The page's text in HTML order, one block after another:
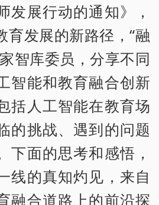
发展行动的通知》，
育发展的新路径，“融
智库委员，分享不同
智能和教育融合创新
括人工智能在教育场
的挑战、遇到的问题
下面的思考和感悟，
线的真知灼见，来自
融合道路上的前沿探